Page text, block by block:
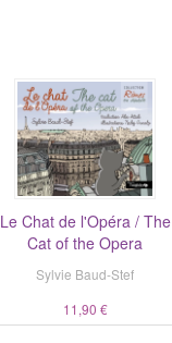
Le Chat de l'Opéra / The
Cat of the Opera
Sylvie Baud-Stef
11,90 €